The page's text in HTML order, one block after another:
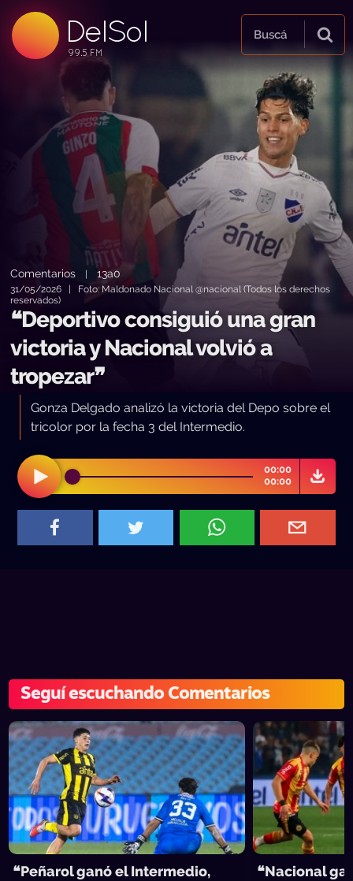
DelSol
99.5 FM
99.5 FM
99.5 FM
Buscá
Comentarios |13a0
31/05/2026 | Foto: Maldonado Nacional @nacional (Todos los derechos
reservados)
❝Deportivo consiguió una gran
victoria y Nacional volvió a
tropezar❞
Gonza Delgado analizó la victoria del Depo sobre el
tricolor por la fecha 3 del Intermedio.
00:00
00:00
Seguí escuchando Comentarios
❝Peñarol ganó el Intermedio,
❝Nacional